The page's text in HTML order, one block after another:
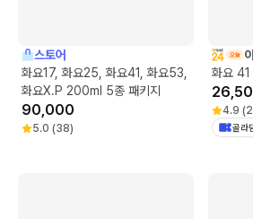
스토어
화요17, 화요25, 화요41, 화요53,
화요X.P 200ml 5종 패키지
90,000
5.0 (38)
화요
4.9 (
골라